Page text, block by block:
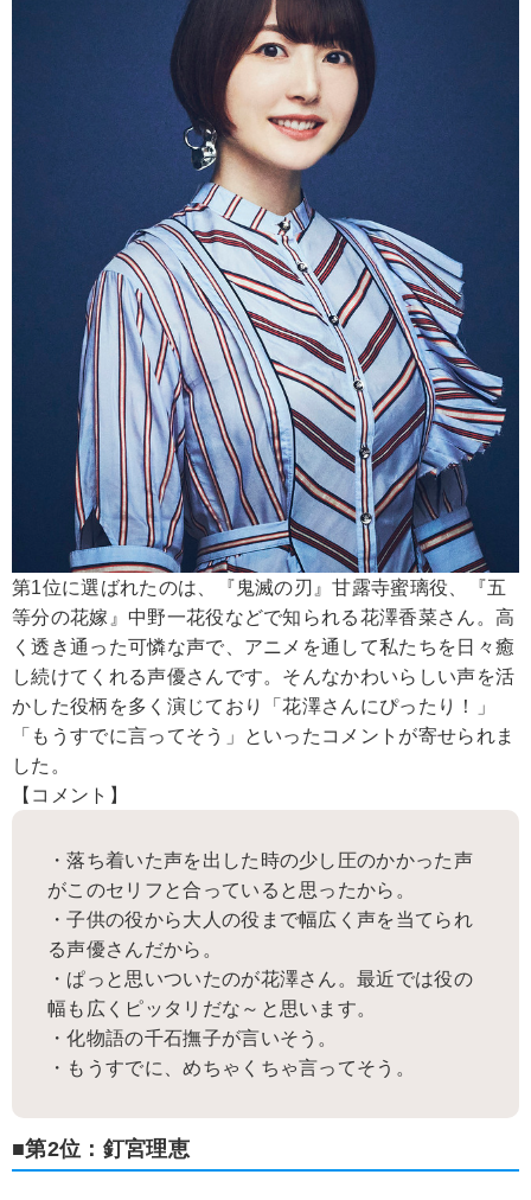
第1位に選ばれたのは、『鬼滅の刃』甘露寺蜜璃役、『五
等分の花嫁』中野一花役などで知られる花澤香菜さん。高
く透き通った可憐な声で、アニメを通して私たちを日々癒
し続けてくれる声優さんです。そんなかわいらしい声を活
かした役柄を多く演じており「花澤さんにぴったり！」
「もうすでに言ってそう」といったコメントが寄せられま
した。
【コメント】
・落ち着いた声を出した時の少し圧のかかった声
がこのセリフと合っていると思ったから。
・子供の役から大人の役まで幅広く声を当てられ
る声優さんだから。
・ぱっと思いついたのが花澤さん。最近では役の
幅も広くピッタリだな～と思います。
・化物語の千石撫子が言いそう。
・もうすでに、めちゃくちゃ言ってそう。
■第2位：釘宮理恵